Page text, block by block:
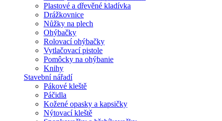
Plastové a dřevěné kladívka
Drážkovnice
Nůžky na plech
Ohýbačky
Rolovací ohýbačky
Vytlačovací pistole
Pomôcky na ohýbanie
Knihy
Stavební nářadí
Pákové kleště
Páčidla
Kožené opasky a kapsičky
Nýtovací kleště